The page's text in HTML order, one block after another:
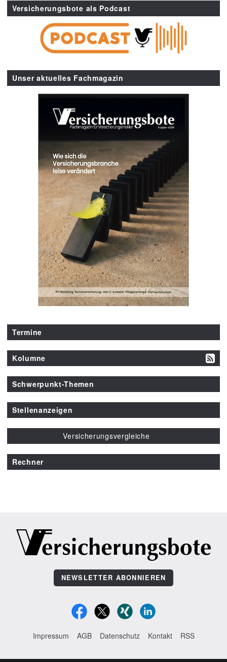
Versicherungsbote als Podcast
Unser aktuelles Fachmagazin
Termine
Kolumne
Schwerpunkt-Themen
Stellenanzeigen
Versicherungsvergleiche
Rechner
NEWSLETTER ABONNIEREN
Impressum AGB Datenschutz Kontakt RSS